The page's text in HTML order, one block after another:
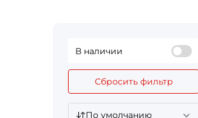
В наличии
Сбросить фильтр
По умолчанию